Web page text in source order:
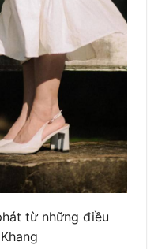
từ những điều